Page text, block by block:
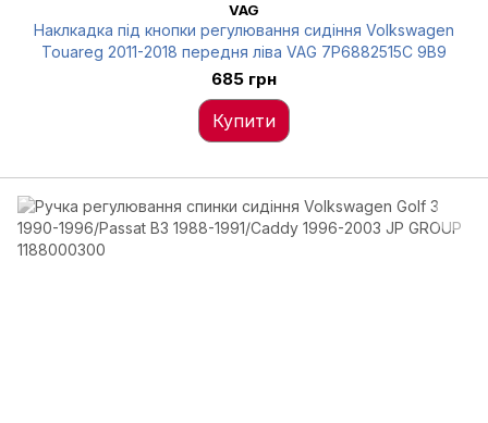
VAG
Наклкадка під кнопки регулювання сидіння Volkswagen
Touareg 2011-2018 передня ліва VAG 7P6882515C 9B9
685 грн
Купити